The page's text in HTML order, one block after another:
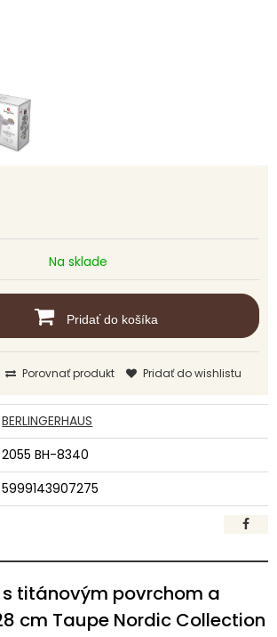
Na sklade
Pridať do košíka
Porovnať produkt Pridať do wishlistu
BERLINGERHAUS
2055 BH-8340
5999143907275
titánovým povrchom a
cm Taupe Nordic Collection